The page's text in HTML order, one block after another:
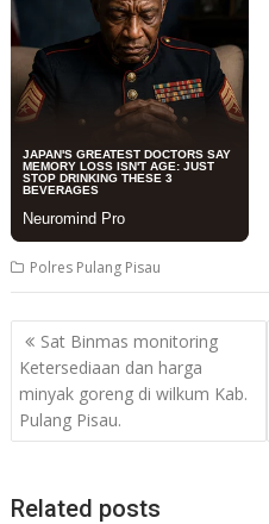
Polres Pulang Pisau
Post
navigation
Sat Binmas monitoring
Ketersediaan dan harga
minyak goreng di wilkum Kab.
Pulang Pisau.
Related posts